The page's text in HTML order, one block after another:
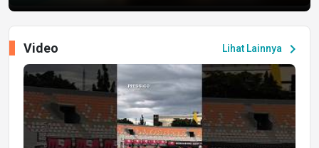
Lihat Lainnya chevron_right
Video